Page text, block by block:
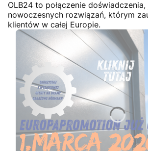
OLB24 to połączenie
nowoczesnych rozwiązań, którym
klientów w całej Europie.